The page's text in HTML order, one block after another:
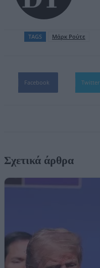
TAGS Μάρκ Ρούτε
Facebook Twitter
Σχετικά άρθρα